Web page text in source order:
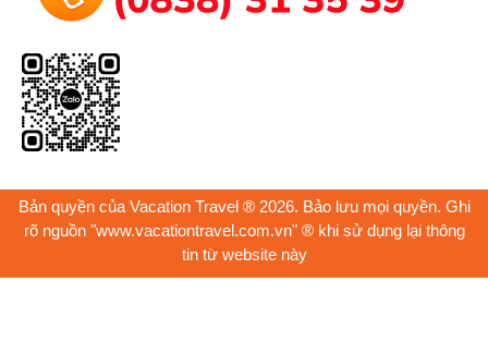
Bản quyền của Vacation Travel ® 2026. Bảo lưu mọi quyền. Ghi
rõ nguồn "www.vacationtravel.com.vn" ® khi sử dụng lại thông
tin từ website này